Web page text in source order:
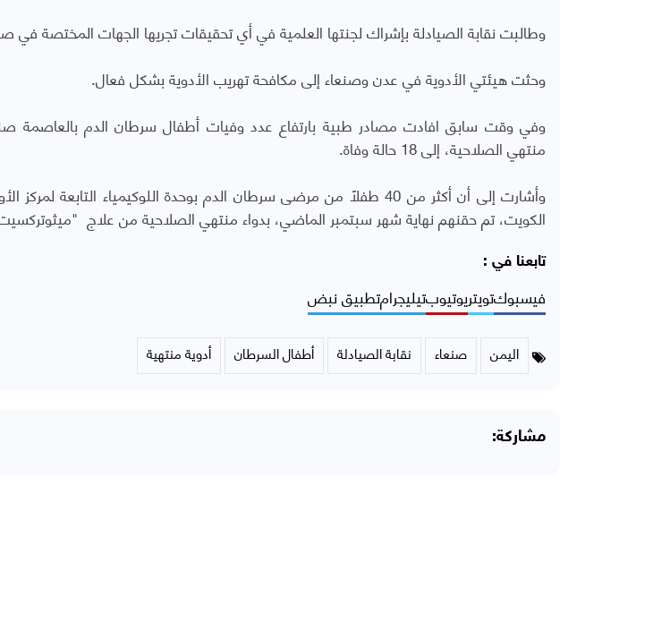
وطالبت نقابة الصيادلة بإشراك لجنتها العلمية في أي تحقيقات تجريها الجهات المختصة في
وحثت هيئتي الأدوية في عدن وصنعاء إلى مكافحة تهريب الأدوية بشكل فعال.
وفي وقت سابق افادت مصادر طبية بارتفاع عدد وفيات أطفال سرطان الدم بالعاصمة
منتهي الصلاحية، إلى 18 حالة وفاة.
وأشارت إلى أن أكثر من 40 طفلاً من مرضى سرطان الدم بوحدة اللوكيمياء التابعة
الكويت، تم حقنهم نهاية شهر سبتمبر الماضي، بدواء منتهي الصلاحية من علاج
تابعنا في :
فيسبوكتويتريوتيوبتيليجرامتطبيق نبض
اليمن صنعاء نقابة الصيادلة أطفال السرطان أدوية منتهية
مشاركة: